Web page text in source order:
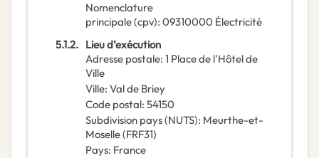
Nomenclature
principale(cpv): 09310000 Électricité
5.1.2. Lieu d’exécution
Adresse postale: 1 Place de l'Hôtel de
Ville
Ville: Val de Briey
Code postal: 54150
Subdivision pays (NUTS): Meurthe-et-
Moselle(FRF31)
Pays: France